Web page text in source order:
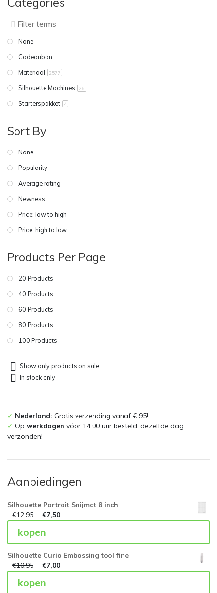
None
Cadeaubon
Materiaal
2577
Silhouette Machines 26
Starterspakket 4
Sort By
None
Popularity
Average rating
Newness
Price: low to high
Price: high to low
Products Per Page
20 Products
40 Products
60 Products
80 Products
100 Products
Show only products on sale
In stock only
✓ Nederland: Gratis verzending vanaf € 95!
✓ Op werkdagen vóór 14.00 uur besteld, dezelfde dag
verzonden!
Aanbiedingen
Silhouette Portrait Snijmat 8 inch
€12,95 €7,50
kopen
Silhouette Curio Embossing tool fine
€10,95 €7,00
kopen